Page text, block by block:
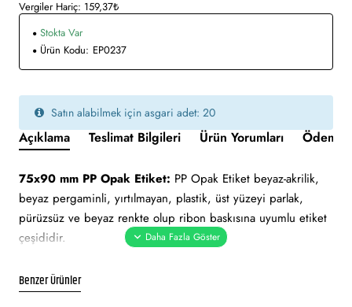
Vergiler Hariç: 159,37₺
Stokta Var
Ürün Kodu: EP0237
Satın alabilmek için asgari adet: 20
Açıklama Teslimat Bilgileri Ürün Yorumları Ödeme
75x90 mm PP Opak Etiket: PP Opak Etiket beyaz-akrilik,
beyaz pergaminli, yırtılmayan, plastik, üst yüzeyi parlak,
pürüzsüz ve beyaz renkte olup ribon baskısına uyumlu etiket
çeşididir.
Yapışkan Türleri:
(Kuvvetli yapışkan tutkal), Nonperm (İz Bırakmayan yapışkanlı
Benzer Ürünler